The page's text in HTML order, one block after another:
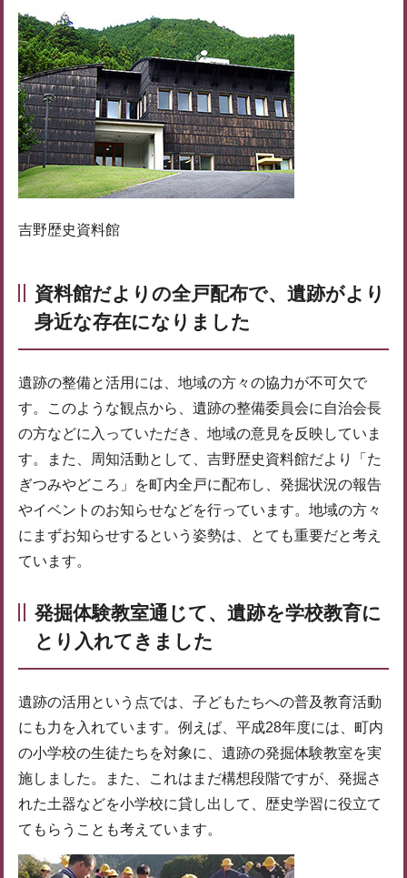
吉野歴史資料館
資料館だよりの全戸配布で、遺跡がより
身近な存在になりました
遺跡の整備と活用には、地域の方々の協力が不可欠で
す。このような観点から、遺跡の整備委員会に自治会長
の方などに入っていただき、地域の意見を反映していま
す。また、周知活動として、吉野歴史資料館だより「た
ぎつみやどころ」を町内全戸に配布し、発掘状況の報告
やイベントのお知らせなどを行っています。地域の方々
にまずお知らせするという姿勢は、とても重要だと考え
ています。
発掘体験教室通じて、遺跡を学校教育に
とり入れてきました
遺跡の活用という点では、子どもたちへの普及教育活動
にも力を入れています。例えば、平成28年度には、町内
の小学校の生徒たちを対象に、遺跡の発掘体験教室を実
施しました。また、これはまだ構想段階ですが、発掘さ
れた土器などを小学校に貸し出して、歴史学習に役立て
てもらうことも考えています。